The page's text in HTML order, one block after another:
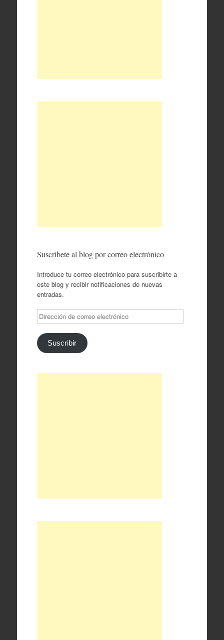
Suscríbete al blog por correo electrónico
Introduce tu correo electrónico para suscribirte a
este blog y recibir notificaciones de nuevas
entradas.
Dirección
de
correo
electrónico
Suscribir